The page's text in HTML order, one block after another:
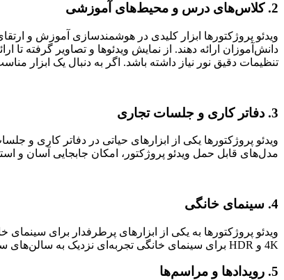
2. کلاس‌های درس و محیط‌های آموزشی
ویدئو پروژکتورها ابزار کلیدی در هوشمندسازی آموزش و
دانش‌آموزان ارائه دهند. از نمایش ویدئوها و تصاویر گرفته
تنظیمات دقیق نور نیاز داشته باشد. اگر به دنبال یک ابزار
3. دفاتر کاری و جلسات تجاری
ویدئو پروژکتورها یکی از ابزارهای حیاتی در دفاتر کاری و
مدل‌های قابل حمل ویدئو پروژکتور، امکان جابجایی آسان و
4. سینمای خانگی
ویدئو پروژکتورها به یکی از ابزارهای پرطرفدار برای
4K و HDR برای سینمای خانگی تجربه‌ای نزدیک به سالن‌های سینما ایجاد می‌کنند. با این حال، برای استفاده بهینه، نیاز به محیطی با نور کنترل‌شده و فضای مناسب دارید.
5. رویدادها و مراسم‌ها